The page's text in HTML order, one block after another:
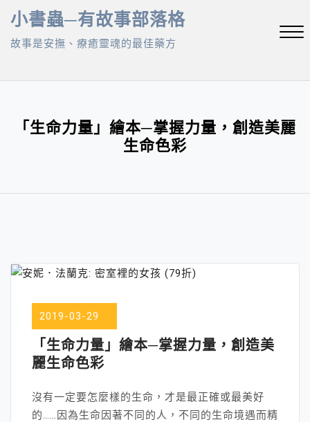
Skip
content
小書蟲─有故事部落格
故事是安撫、療癒靈魂的最佳藥方
「生命力量」繪本─掌握力量，創造美麗
生命色彩
2019-03-29
「生命力量」繪本─掌握力量，創造美
麗生命色彩
沒有一定要怎麼樣的生命，才是最正確或最美好
的……因為生命因著不同的人，不同的生命境遇而精